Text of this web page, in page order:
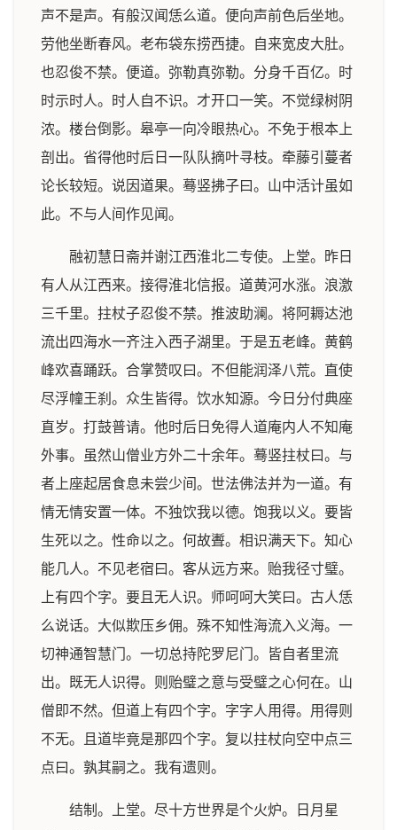
声不是声。有般汉闻恁么道。便向声前色后坐地。
劳他坐断春风。老布袋东捞西捷。自来宽皮大肚。
也忍俊不禁。便道。弥勒真弥勒。分身千百亿。时
时示时人。时人自不识。才开口一笑。不觉绿树阴
浓。楼台倒影。皋亭一向冷眼热心。不免于根本上
剖出。省得他时后日一队队摘叶寻枝。牵藤引蔓者
论长较短。说因道果。蓦竖拂子曰。山中活计虽如
此。不与人间作见闻。
融初慧日斋并谢江西淮北二专使。上堂。昨日
有人从江西来。接得淮北信报。道黄河水涨。浪激
三千里。拄杖子忍俊不禁。推波助澜。将阿耨达池
流出四海水一齐注入西子湖里。于是五老峰。黄鹤
峰欢喜踊跃。合掌赞叹曰。不但能润泽八荒。直使
尽浮幢王刹。众生皆得。饮水知源。今日分付典座
直岁。打鼓普请。他时后日免得人道庵内人不知庵
外事。虽然山僧业方外二十余年。蓦竖拄杖曰。与
者上座起居食息未尝少间。世法佛法并为一道。有
情无情安置一体。不独饮我以德。饱我以义。要皆
生死以之。性命以之。何故聻。相识满天下。知心
能几人。不见老宿曰。客从远方来。贻我径寸璧。
上有四个字。要且无人识。师呵呵大笑曰。古人恁
么说话。大似欺压乡佣。殊不知性海流入义海。一
切神通智慧门。一切总持陀罗尼门。皆自者里流
出。既无人识得。则贻璧之意与受璧之心何在。山
僧即不然。但道上有四个字。字字人用得。用得则
不无。且道毕竟是那四个字。复以拄杖向空中点三
点曰。孰其嗣之。我有遗则。
结制。上堂。尽十方世界是个火炉。日月星